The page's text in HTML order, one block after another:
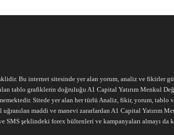
Bu internet sitesinde yer alan yorum, analiz ve fikirler
tablo grafiklerin doğruluğu A1 Capital Yatırım Menkul
Sitede yer alan her türlü Analiz, fikir, yorum, tablo
maddi ve manevi zararlardan A1 Capital Yatırım
şeklindeki forex bültenleri ve kampanyaları almayı da